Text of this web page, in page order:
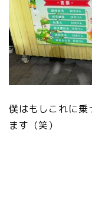
僕はもしこれに乗
ます（笑）